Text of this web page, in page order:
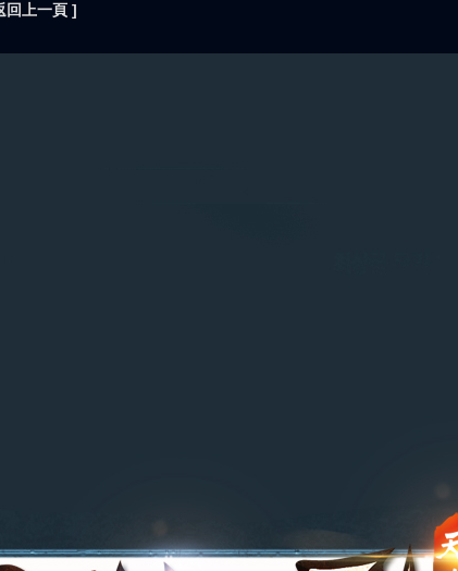
回上一頁 ]